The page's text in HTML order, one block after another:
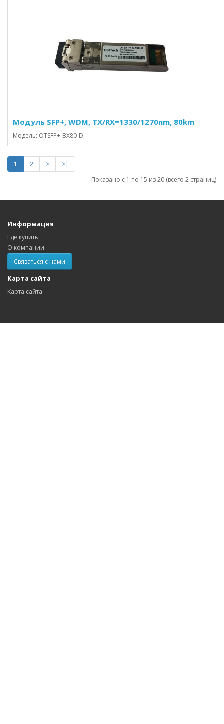
Модуль SFP+, WDM, TX/RX=1330/1270nm, 80km
Модель: OTSFP+-BX80-D
1 2 >
>|
Показано с 1 по 15 из 20 (всего 2 страниц)
Информация
Где купить
О компании
Связаться с нами
Карта сайта
Карта сайта